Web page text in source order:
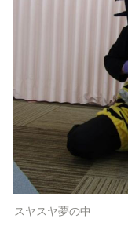
スヤスヤ夢の中